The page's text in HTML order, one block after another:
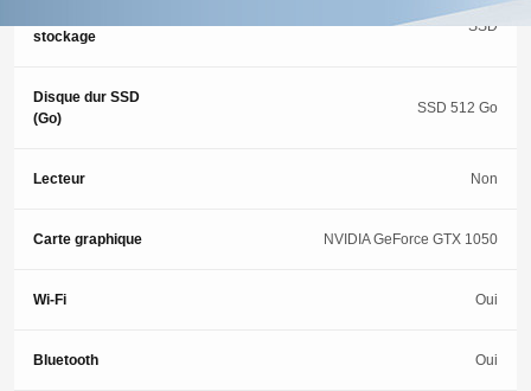
stockage
SSD
Disque dur SSD
(Go)
SSD 512 Go
Lecteur Non
Carte graphique NVIDIA GeForce GTX 1050
Wi-Fi Oui
Bluetooth Oui